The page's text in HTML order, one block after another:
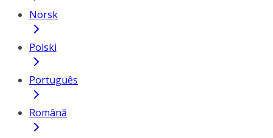
Norsk
Polski
Português
Română